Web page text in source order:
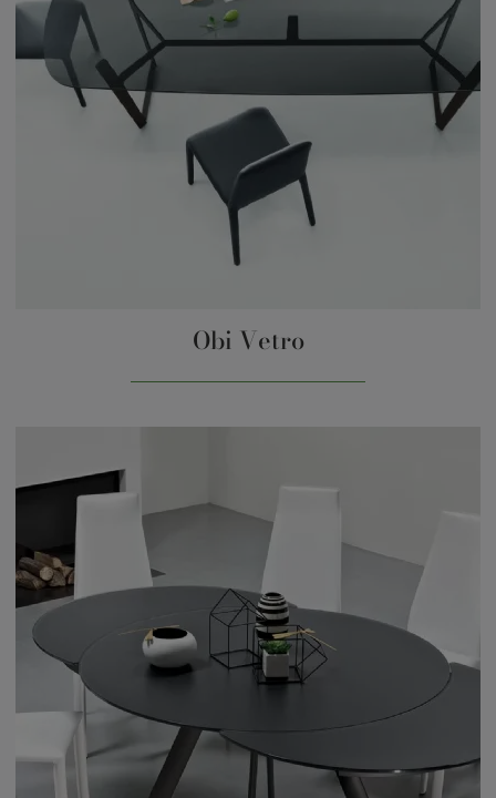
Obi Vetro